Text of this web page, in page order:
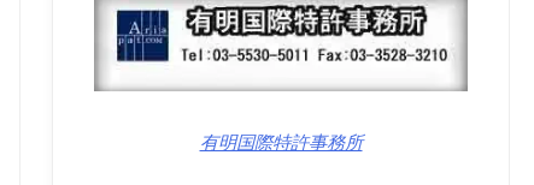
有明国際特許事務所